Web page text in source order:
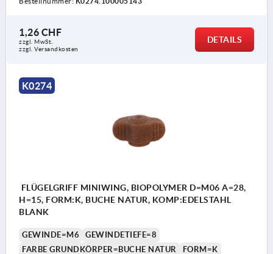
1,26 CHF
zzgl. MwSt.
zzgl. Versandkosten
DETAILS
K0274
FLÜGELGRIFF MINIWING, BIOPOLYMER D=M06 A=28,
H=15, FORM:K, BUCHE NATUR, KOMP:EDELSTAHL
BLANK
GEWINDE=M6
GEWINDETIEFE=8
FARBE GRUNDKÖRPER=BUCHE NATUR
FORM=K